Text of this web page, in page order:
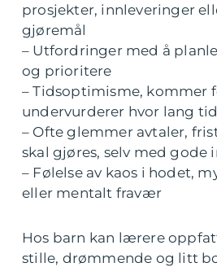
prosjekter, innleveringer
gjøremål
– Utfordringer med å
og prioritere
– Tidsoptimisme, kommer
undervurderer hvor lang
– Ofte glemmer avtaler,
skal gjøres, selv med gode
– Følelse av kaos i hodet,
eller mentalt fravær
Hos barn kan lærere
stille, drømmende og litt